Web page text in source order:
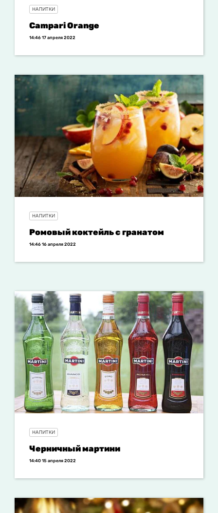
НАПИТКИ
Campari Orange
14:46 17 апреля 2022
НАПИТКИ
Ромовый коктейль с гранатом
14:46 16 апреля 2022
НАПИТКИ
Черничный мартини
14:40 15 апреля 2022